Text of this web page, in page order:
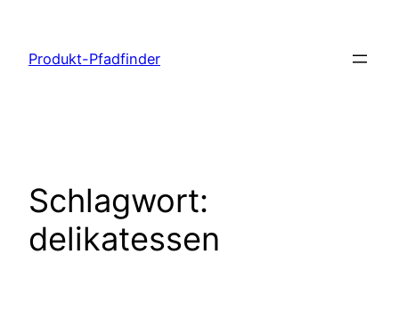
springen
Produkt-Pfadfinder
Schlagwort:
delikatessen